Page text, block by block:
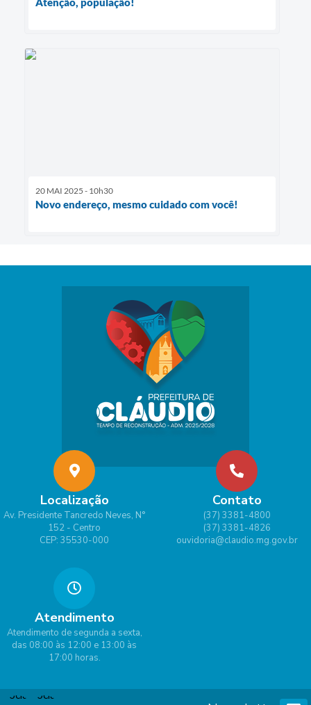
20 MAI 2025 - 10h30
Novo endereço, mesmo cuidado com você!
Localização
Av. Presidente Tancredo Neves, N°
152 - Centro
CEP: 35530-000
Contato
(37) 3381-4800
(37) 3381-4826
ouvidoria@claudio.mg.gov.br
Atendimento
Atendimento de segunda a sexta,
das 08:00 às 12:00 e 13:00 às
17:00 horas.